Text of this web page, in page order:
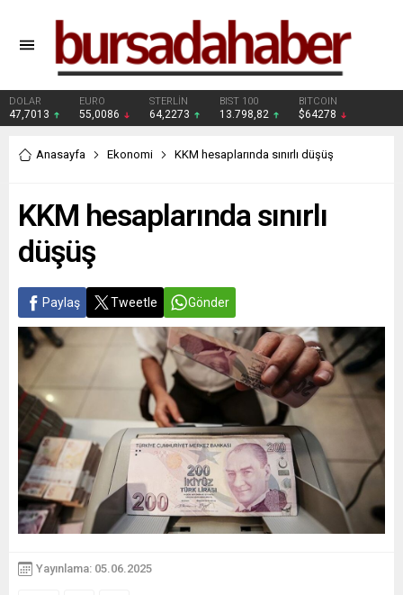
DOLAR
47,7013
EURO
55,0086
STERLİN
64,2273
BIST 100
13.798,82
BITCOIN
$64278
Anasayfa Ekonomi KKM hesaplarında sınırlı düşüş
KKM hesaplarında sınırlı
düşüş
Paylaş Tweetle Gönder
Yayınlama: 05.06.2025